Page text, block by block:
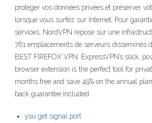
protéger vos données privées et préserver
lorsque vous surfez sur Internet. Pour
services, NordVPN repose sur une
761 emplacements de serveurs disséminés
BEST FIREFOX VPN: ExpressVPN’s slick,
browser extension is the perfect tool for
months free and save 49% on the annual
back guarantee included.
you get signal port